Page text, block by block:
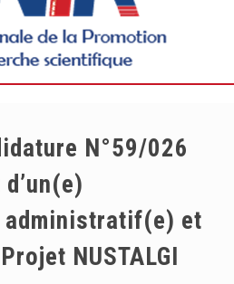
N°59/026
et
NUSTALGI